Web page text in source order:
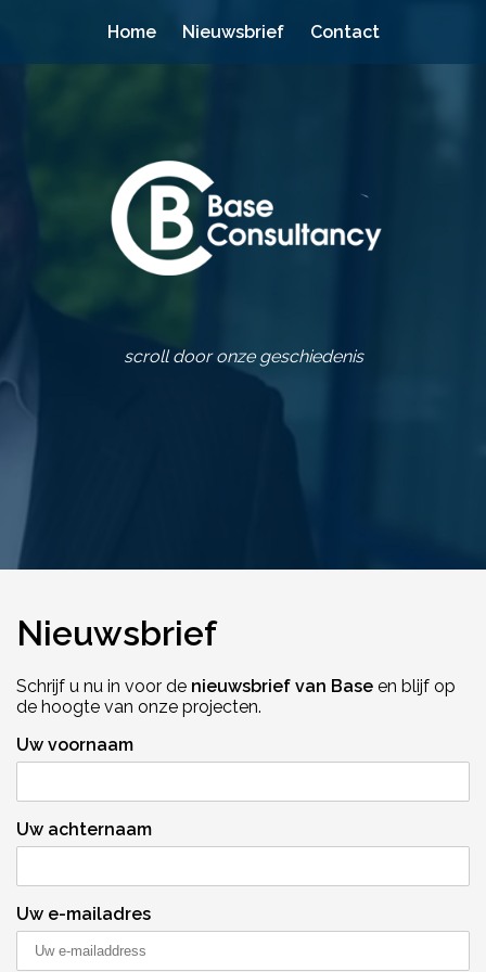
Home Nieuwsbrief Contact
scroll door onze geschiedenis
Nieuwsbrief
Schrijf u nu in voor de nieuwsbrief van Base en blijf op
de hoogte van onze projecten.
Uw voornaam
Uw achternaam
Uw e-mailadres